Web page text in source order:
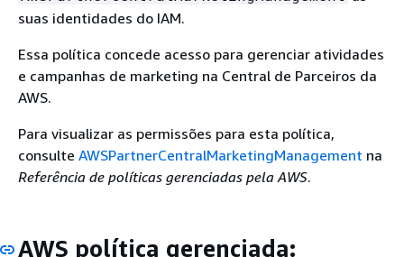
suas identidades do IAM.
Essa política concede acesso para gerenciar atividades
e campanhas de marketing na Central de Parceiros da
AWS.
Para visualizar as permissões para esta política,
consulte AWSPartnerCentralMarketingManagement na
Referência de políticas gerenciadas pela AWS.
AWS política gerenciada: